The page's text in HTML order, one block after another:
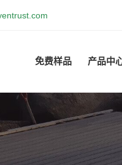
免费样品 产品中